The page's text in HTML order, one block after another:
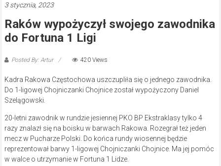
3 stycznia, 2023
Raków wypożyczył swojego zawodnika
do Fortuna 1 Ligi
Posted By: Artur 420 Views
Kadra Rakowa Częstochowa uszczupliła się o jednego zawodnika.
Do 1-ligowej Chojniczanki Chojnice został wypożyczony Daniel
Szelągowski.
20-letni zawodnik w rundzie jesiennej PKO BP Ekstraklasy tylko 4
razy znalazł się na boisku w barwach Rakowa. Rozegrał też jeden
mecz w Pucharze Polski. Do końca rundy wiosennej będzie
reprezentował barwy 1-ligowej Chojniczanki Chojnice. Ma jej pomóc
w walce o utrzymanie w Fortuna 1 Lidze.